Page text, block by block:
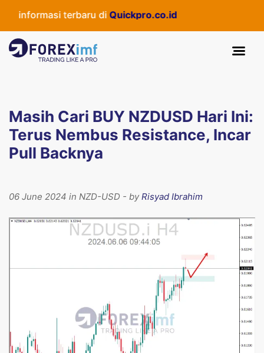
informasi terbaru diQuickpro.co.id
Masih Cari BUY NZDUSD Hari Ini:
Terus Nembus Resistance, Incar
Pull Backnya
06 June 2024 in NZD-USD - byRisyad Ibrahim